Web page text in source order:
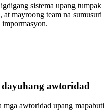
sistema upang tumpak
mayroong team na sumusuri
awtoridad
awtoridad upang mapabuti